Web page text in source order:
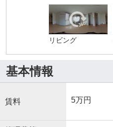
リビング
基本情報
賃料 5万円